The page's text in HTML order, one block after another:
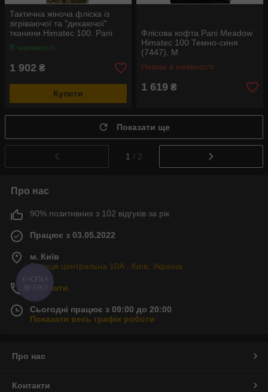
Тактична жіноча фліска із
зігріваючої та "дихаючої"
тканини Himatec 100. Pani
Army Himatec 100 Олива
В наявності
1 902 ₴
Купити
Флісова кофта Pani Meadow
Himatec 100 Темно-синя
(7447), M
Немає в наявності
1 619 ₴
Показати ще
1 / 2
Про нас
90% позитивних з 102 відгуків за рік
Працює з 03.05.2022
м. Київ
Вулиця центральна 10А , Київ, Україна
Контакти
Сьогодні працює з 09:00 до 20:00
Показати весь графік роботи
Про нас
Контакти
КНОПКА
ЗВ'ЯЗКУ